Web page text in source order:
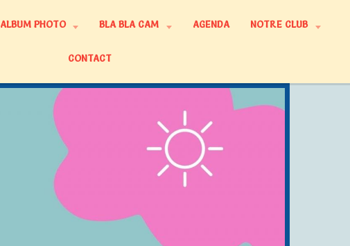
ALBUM PHOTO BLA BLA CAM AGENDA NOTRE CLUB
CONTACT